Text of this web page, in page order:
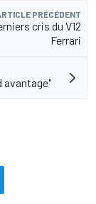
PRÉCÉDENT
cris du V12
Ferrari
avantage"